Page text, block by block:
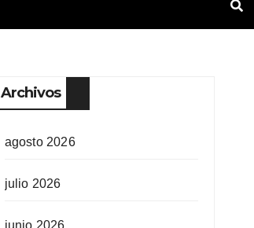
Archivos
agosto 2026
julio 2026
junio 2026